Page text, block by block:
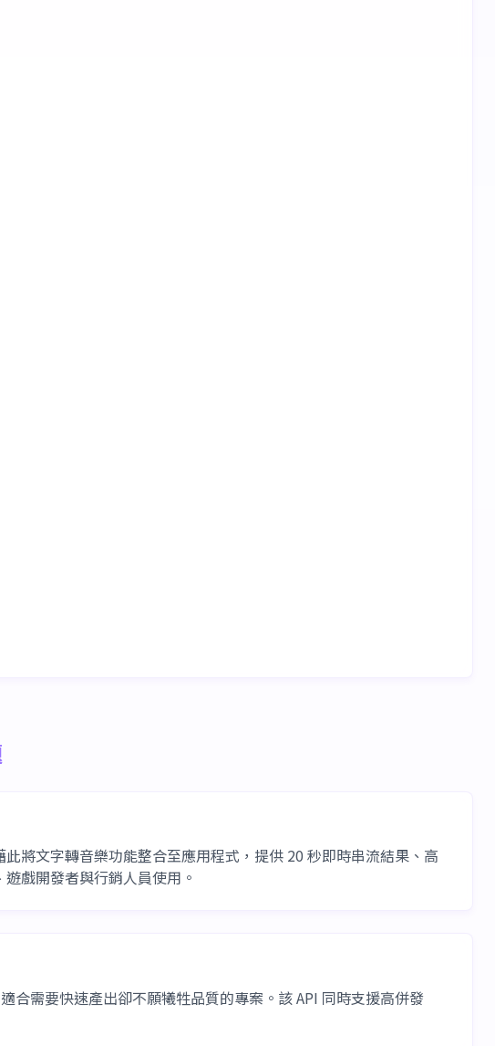
將文字轉音樂功能整合至應用程式，提供 20 秒即時串流結果、高
戲開發者與行銷人員使用。
合需要快速產出卻不願犧牲品質的專案。該 API 同時支援高併發